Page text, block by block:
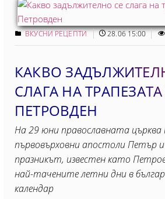
ВКУСНИ РЕЦЕПТИ 28.06 15:00
КАКВО
СЛАГА НА
ПЕТРОВДЕН
На 29 юни православната
първовърховни апостоли Петър
празникът, известен като
най-тачените летни дни в
календар